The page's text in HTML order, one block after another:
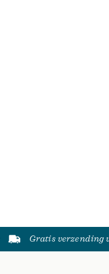
Gratis verzending